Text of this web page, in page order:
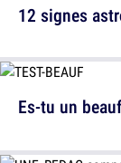
12 signes
Es-tu un